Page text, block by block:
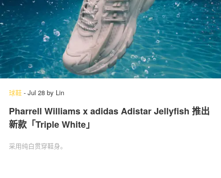
球鞋 - Jul 28 by Lin
Pharrell Williams x adidas Adistar Jellyfish 推出
新款「Triple White」
采用纯白贯穿鞋身。